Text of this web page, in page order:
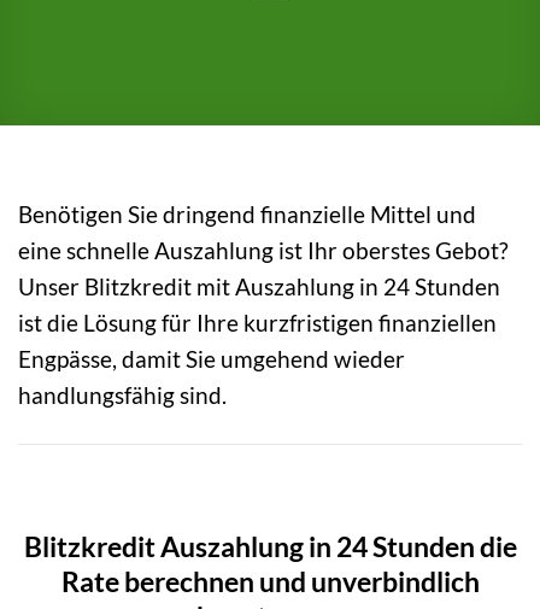
Benötigen Sie dringend finanzielle Mittel und
eine schnelle Auszahlung ist Ihr oberstes Gebot?
Unser Blitzkredit mit Auszahlung in 24 Stunden
ist die Lösung für Ihre kurzfristigen finanziellen
Engpässe, damit Sie umgehend wieder
handlungsfähig sind.
Blitzkredit Auszahlung in 24 Stunden die
Rate berechnen und unverbindlich